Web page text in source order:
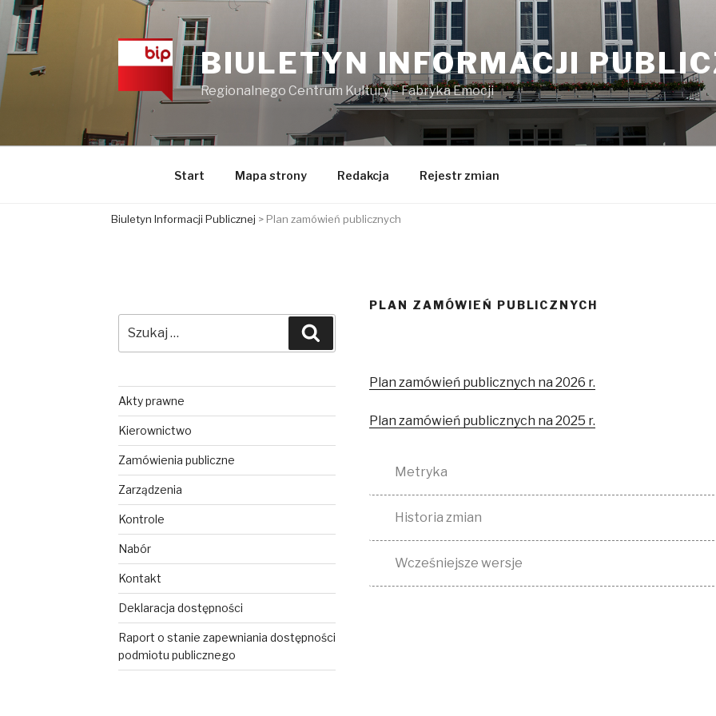
Przejdź
treści
BIULETYN INFORMACJI
Regionalnego Centrum Kultury – Fabryka Emocji
Start Mapa strony Redakcja Rejestr zmian
Biuletyn Informacji Publicznej > Plan zamówień publicznych
PLAN ZAMÓWIEŃ PUBLICZNYCH
Plan zamówień publicznych na 2026 r.
Plan zamówień publicznych na 2025 r.
Metryka
Historia zmian
Wcześniejsze wersje
Akty prawne
Kierownictwo
Zamówienia publiczne
Zarządzenia
Kontrole
Nabór
Kontakt
Deklaracja dostępności
Raport o stanie zapewniania dostępności
podmiotu publicznego